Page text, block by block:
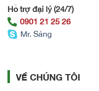
Hỗ trợ đại lý (24/7)
0901 21 25 26
Mr. Sáng
VỀ CHÚNG TÔI